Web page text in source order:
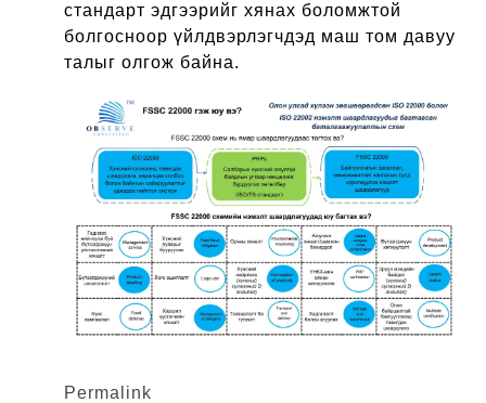
стандарт эдгээрийг хянах боломжтой
болгосноор үйлдвэрлэгчдэд маш том давуу
талыг олгож байна.
Permalink